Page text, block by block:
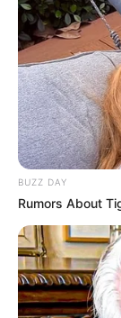
BUZZ DAY
Rumors About